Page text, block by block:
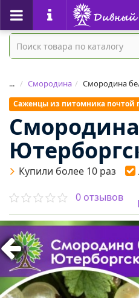
... Смородина Смородина
Саженцы из питомника почтой
Купили более 10 раз
0 отзывов